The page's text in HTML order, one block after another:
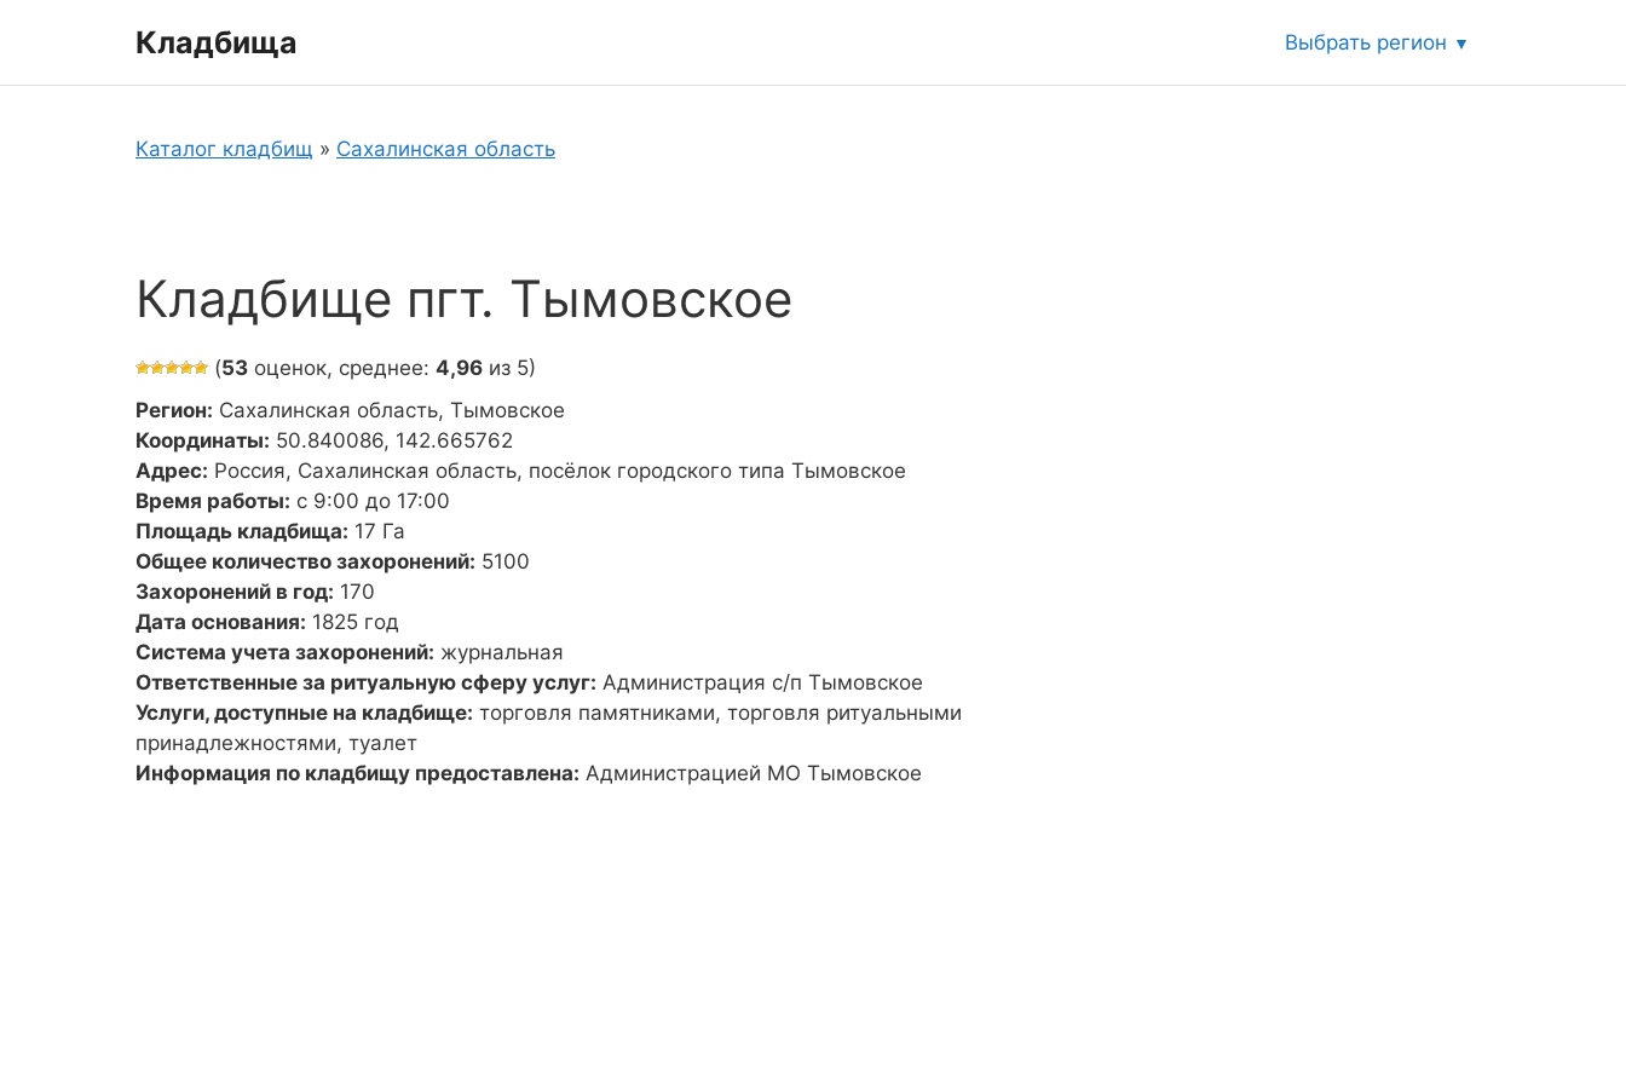
Кладбища Выбрать регион
Каталог кладбищ » Сахалинская область
Кладбище пгт. Тымовское
(53 оценок, среднее: 4,96 из 5)
Регион: Сахалинская область, Тымовское
Координаты: 50.840086, 142.665762
Адрес: Россия, Сахалинская область, посёлок городского типа Тымовское
Время работы: с 9:00 до 17:00
Площадь кладбища: 17 Га
Общее количество захоронений: 5100
Захоронений в год: 170
Дата основания: 1825 год
Система учета захоронений: журнальная
Ответственные за ритуальную сферу услуг: Администрация с/п Тымовское
Услуги, доступные на кладбище: торговля памятниками, торговля ритуальными
принадлежностями, туалет
Информация по кладбищу предоставлена: Администрацией МО Тымовское